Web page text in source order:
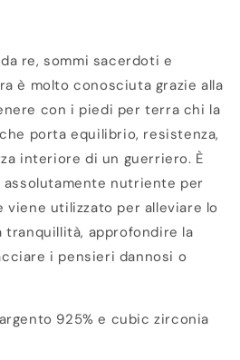
re, sommi sacerdoti e
è molto conosciuta grazie alla
con i piedi per terra chi la
porta equilibrio, resistenza,
interiore di un guerriero. È
assolutamente nutriente per
viene utilizzato per alleviare lo
tranquillità, approfondire la
i pensieri dannosi o
925% e cubic zirconia